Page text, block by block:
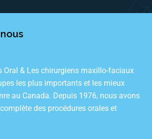
Oral & Les chirurgiens maxillo-faciaux
les plus importants et les mieux
au Canada. Depuis 1976, nous avons
des procédures orales et